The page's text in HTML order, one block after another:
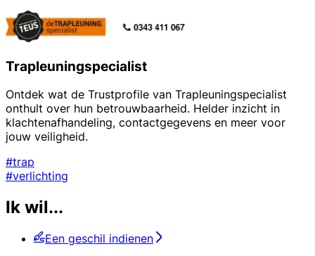
Trapleuningspecialist
Ontdek wat de Trustprofile van Trapleuningspecialist
onthult over hun betrouwbaarheid. Helder inzicht in
klachtenafhandeling, contactgegevens en meer voor
jouw veiligheid.
#trap
#verlichting
Ik wil...
Een geschil indienen